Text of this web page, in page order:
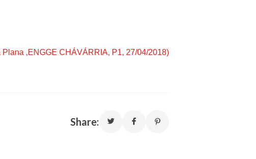
,ENGGE CHÁVÁRRIA, P1, 27/04/2018)
Share: